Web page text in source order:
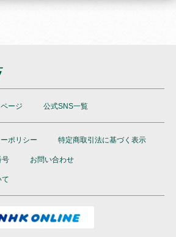
ージ 公式SNS一覧
ポリシー 特定商取引法に基づく表示
号 お問い合わせ
て